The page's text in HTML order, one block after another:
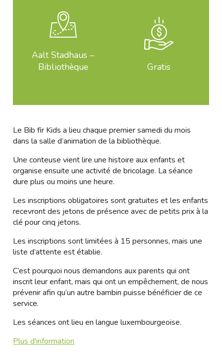
Aalt Stadhaus –
Bibliothèque
Gratis
Le Bib fir Kids a lieu chaque premier samedi du mois
dans la salle d’animation de la bibliothèque.
Une conteuse vient lire une histoire aux enfants et
organise ensuite une activité de bricolage. La séance
dure plus ou moins une heure.
Les inscriptions obligatoires sont gratuites et les enfants
recevront des jetons de présence avec de petits prix à la
clé pour cinq jetons.
Les inscriptions sont limitées à 15 personnes, mais une
liste d’attente est établie.
C’est pourquoi nous demandons aux parents qui ont
inscrit leur enfant, mais qui ont un empêchement, de nous
prévenir afin qu’un autre bambin puisse bénéficier de ce
service.
Les séances ont lieu en langue luxembourgeoise.
Plus d'information